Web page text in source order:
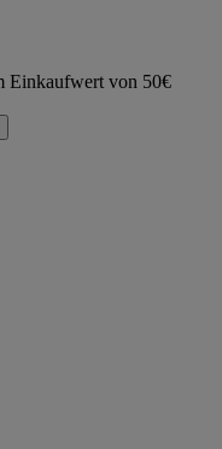
Einkaufwert von 50€